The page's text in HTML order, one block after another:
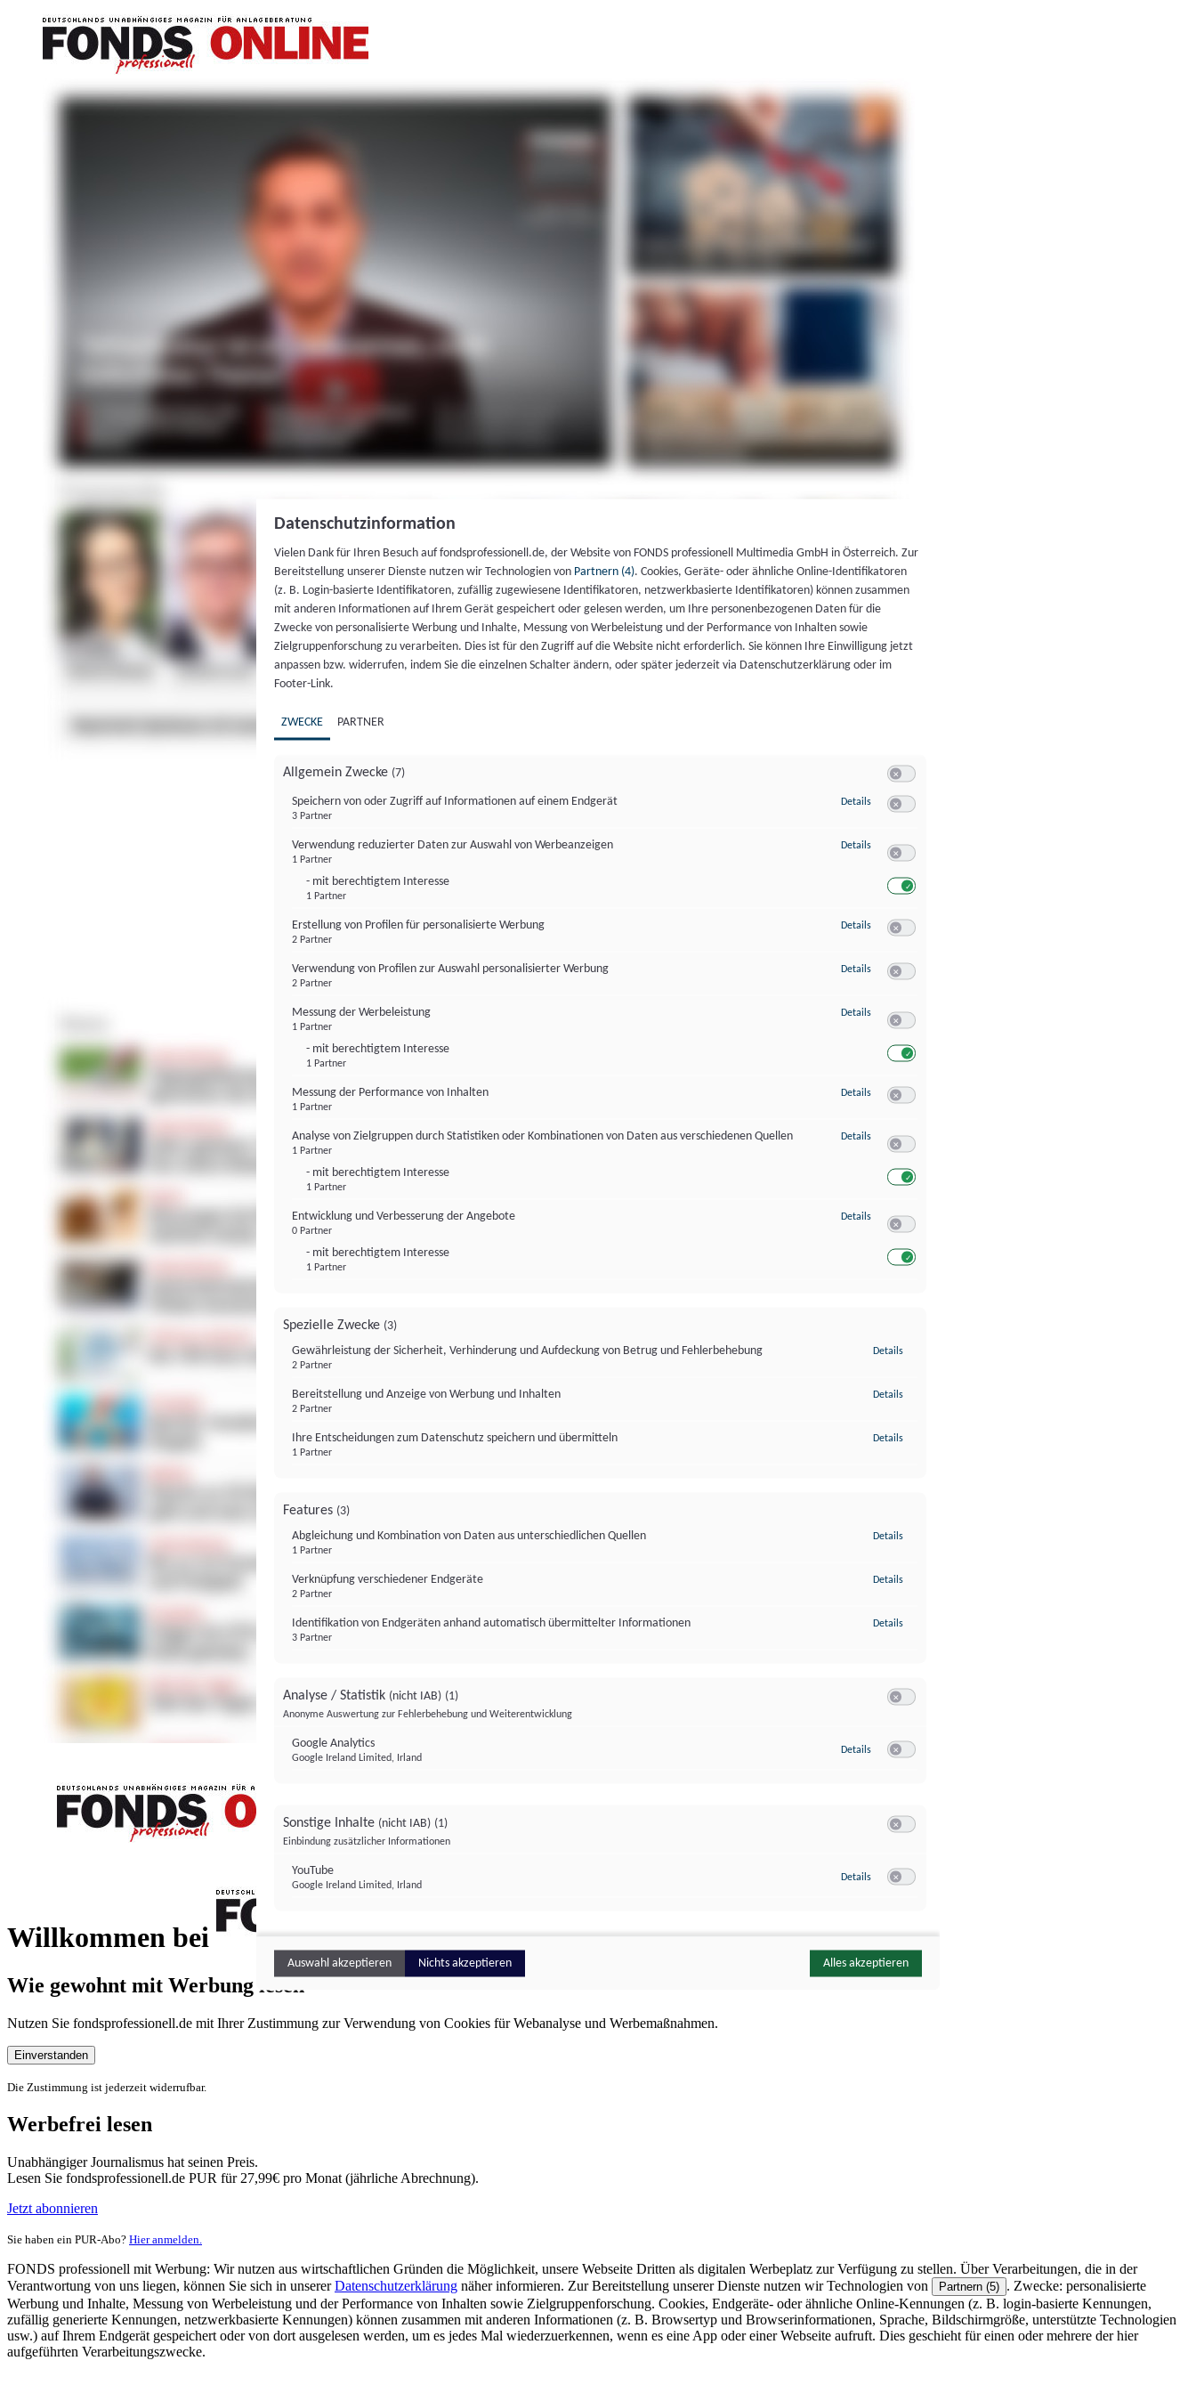
Willkommen bei
FONDS professionell
Wie gewohnt mit Werbung lesen
Nutzen Sie fondsprofessionell.de mit Ihrer Zustimmung zur Verwendung von Cookies für Webanalyse und Werbemaßnahmen.
Einverstanden
Die Zustimmung ist jederzeit widerrufbar.
Werbefrei lesen
Unabhängiger Journalismus hat seinen Preis.
Lesen Sie fondsprofessionell.de PUR für 27,99€ pro Monat (jährliche Abrechnung).
Jetzt abonnieren
Sie haben ein PUR-Abo? Hier anmelden.
FONDS professionell mit Werbung: Wir nutzen aus wirtschaftlichen Gründen die Möglichkeit, unsere Webseite Dritten als digitalen Werbeplatz zur Verfügung zu stellen. Über Verarbeitungen, die in der
Verantwortung von uns liegen, können Sie sich in unsererDatenschutzerklärung näher informieren. Zur Bereitstellung unserer Dienste nutzen wir Technologien von Partnern (5) . Zwecke: personalisierte
Werbung und Inhalte, Messung von Werbeleistung und der Performance von Inhalten sowie Zielgruppenforschung. Cookies, Endgeräte- oder ähnliche Online-Kennungen (z. B. login-basierte Kennungen,
zufällig generierte Kennungen, netzwerkbasierte Kennungen) können zusammen mit anderen Informationen (z. B. Browsertyp und Browserinformationen, Sprache, Bildschirmgröße, unterstützte Technologien
usw.) auf Ihrem Endgerät gespeichert oder von dort ausgelesen werden, um es jedes Mal wiederzuerkennen, wenn es eine App oder einer Webseite aufruft. Dies geschieht für einen oder mehrere der hier
aufgeführten Verarbeitungszwecke.
Datenschutzinformation
Vielen Dank für Ihren Besuch auf fondsprofessionell.de, der Website von FONDS professionell Multimedia GmbH in Österreich. Zur
Bereitstellung unserer Dienste nutzen wir Technologien von Partnern (4). Cookies, Geräte- oder ähnliche Online-Identifikatoren
(z. B. Login-basierte Identifikatoren, zufällig zugewiesene Identifikatoren, netzwerkbasierte Identifikatoren) können zusammen
mit anderen Informationen auf Ihrem Gerät gespeichert oder gelesen werden, um Ihre personenbezogenen Daten für die
Zwecke von personalisierte Werbung und Inhalte, Messung von Werbeleistung und der Performance von Inhalten sowie
Zielgruppenforschung zu verarbeiten. Dies ist für den Zugriff auf die Website nicht erforderlich. Sie können Ihre Einwilligung jetzt
anpassen bzw. widerrufen, indem Sie die einzelnen Schalter ändern, oder später jederzeit via Datenschutzerklärung oder im
Footer-Link.
ZWECKE PARTNER
Allgemein Zwecke (7)
Speichern von oder Zugriff auf Informationen auf einem Endgerät
3 Partner
Details zu Speichern von oder Zugriff auf Informationen auf einem Endgerät
Verwendung reduzierter Daten zur Auswahl von Werbeanzeigen
1 Partner
- mit berechtigtem Interesse
1 Partner
Details zu Verwendung reduzierter Daten zur Auswahl von Werbeanzeigen
Erstellung von Profilen für personalisierte Werbung
2 Partner
Details zu Erstellung von Profilen für personalisierte Werbung
Verwendung von Profilen zur Auswahl personalisierter Werbung
2 Partner
Details zu Verwendung von Profilen zur Auswahl personalisierter Werbung
Messung der Werbeleistung
1 Partner
- mit berechtigtem Interesse
1 Partner
Details zu Messung der Werbeleistung
Messung der Performance von Inhalten
1 Partner
Details zu Messung der Performance von Inhalten
Analyse von Zielgruppen durch Statistiken oder Kombinationen von Daten aus verschiedenen Quellen
1 Partner
- mit berechtigtem Interesse
1 Partner
Details zu Analyse von Zielgruppen durch Statistiken oder Kombinationen von
Entwicklung und Verbesserung der Angebote
0 Partner
- mit berechtigtem Interesse
1 Partner
Details zu Entwicklung und Verbesserung der Angebote
Spezielle Zwecke (3)
Gewährleistung der Sicherheit, Verhinderung und Aufdeckung von Betrug und Fehlerbehebung
2 Partner
Details
Bereitstellung und Anzeige von Werbung und Inhalten
2 Partner
Details
Ihre Entscheidungen zum Datenschutz speichern und übermitteln
1 Partner
Details
Features (3)
Abgleichung und Kombination von Daten aus unterschiedlichen Quellen
1 Partner
Details
Verknüpfung verschiedener Endgeräte
2 Partner
Details
Identifikation von Endgeräten anhand automatisch übermittelter Informationen
3 Partner
Details
Analyse / Statistik (nicht IAB) (1)
Anonyme Auswertung zur Fehlerbehebung und Weiterentwicklung
Google Analytics
Google Ireland Limited, Irland
Details zu Google Analytics
Sonstige Inhalte (nicht IAB) (1)
Einbindung zusätzlicher Informationen
YouTube
Google Ireland Limited, Irland
Details zu YouTube
Auswahl akzeptieren Nichts akzeptieren Alles akzeptieren